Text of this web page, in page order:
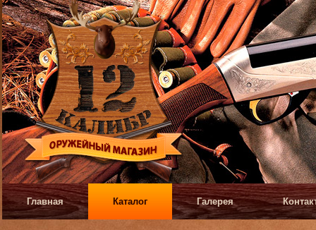
Главная Каталог Галерея